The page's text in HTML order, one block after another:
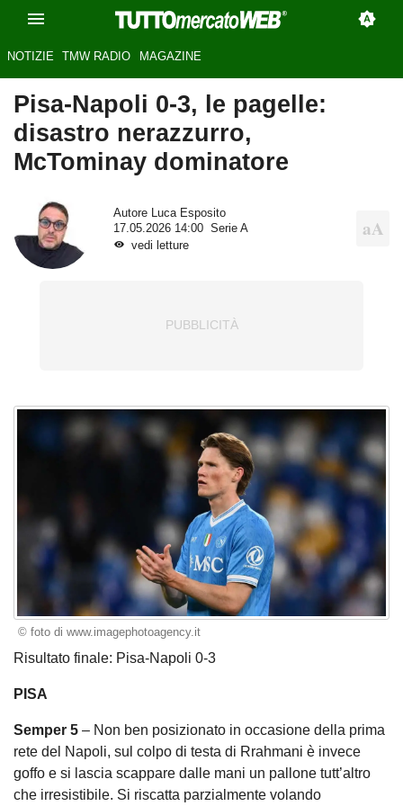
NOTIZIE TMW RADIO MAGAZINE
Pisa-Napoli 0-3, le pagelle:
disastro nerazzurro,
McTominay dominatore
Autore Luca Esposito
17.05.2026 14:00
Serie A
vedi letture
© foto di www.imagephotoagency.it
Risultato finale: Pisa-Napoli 0-3
PISA
Semper 5 – Non ben posizionato in occasione della prima
rete del Napoli, sul colpo di testa di Rrahmani è invece
goffo e si lascia scappare dalle mani un pallone tutt’altro
che irresistibile. Si riscatta parzialmente volando